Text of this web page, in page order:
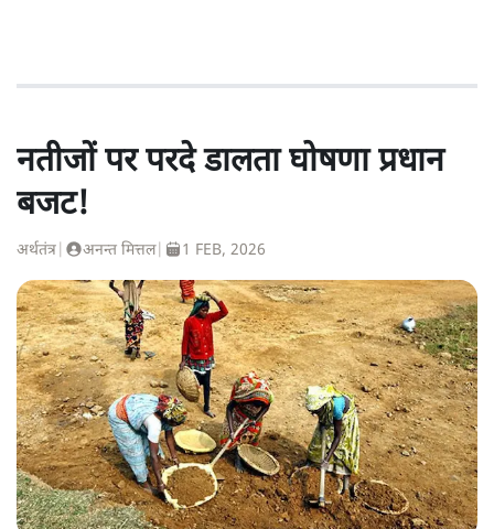
नतीजों पर परदे डालता घोषणा प्रधान
बजट!
अर्थतंत्र अनन्त मित्तल| 1 FEB, 2026